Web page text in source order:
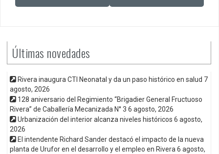
Últimas novedades
Rivera inaugura CTI Neonatal y da un paso histórico en salud 7
agosto, 2026
128 aniversario del Regimiento “Brigadier General Fructuoso
Rivera” de Caballería Mecanizada N° 3 6 agosto, 2026
Urbanización del interior alcanza niveles históricos 6 agosto,
2026
El intendente Richard Sander destacó el impacto de la nueva
planta de Urufor en el desarrollo y el empleo en Rivera 6 agosto,